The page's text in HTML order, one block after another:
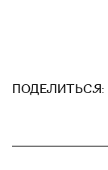
ПОДЕЛИТЬСЯ: